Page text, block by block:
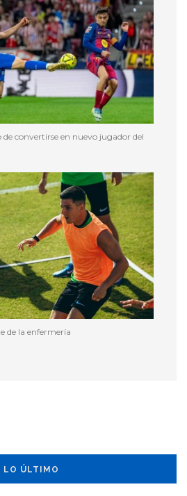
convertirse en nuevo jugador del
de la enfermería
LO ÚLTIMO